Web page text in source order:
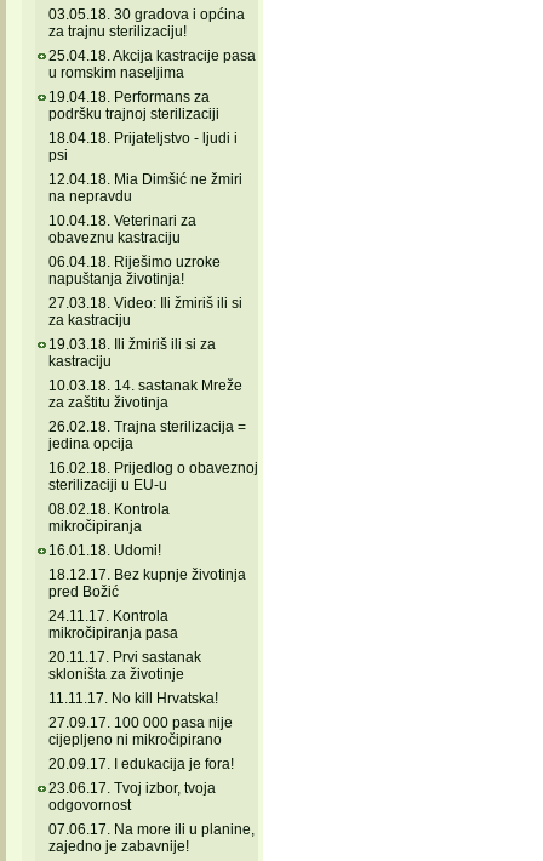
03.05.18. 30 gradova i općina
za trajnu sterilizaciju!
25.04.18. Akcija kastracije pasa
u romskim naseljima
19.04.18. Performans za
podršku trajnoj sterilizaciji
18.04.18. Prijateljstvo - ljudi i
psi
12.04.18. Mia Dimšić ne žmiri
na nepravdu
10.04.18. Veterinari za
obaveznu kastraciju
06.04.18. Riješimo uzroke
napuštanja životinja!
27.03.18. Video: Ili žmiriš ili si
za kastraciju
19.03.18. Ili žmiriš ili si za
kastraciju
10.03.18. 14. sastanak Mreže
za zaštitu životinja
26.02.18. Trajna sterilizacija =
jedina opcija
16.02.18. Prijedlog o obaveznoj
sterilizaciji u EU-u
08.02.18. Kontrola
mikročipiranja
16.01.18. Udomi!
18.12.17. Bez kupnje životinja
pred Božić
24.11.17. Kontrola
mikročipiranja pasa
20.11.17. Prvi sastanak
skloništa za životinje
11.11.17. No kill Hrvatska!
27.09.17. 100 000 pasa nije
cijepljeno ni mikročipirano
20.09.17. I edukacija je fora!
23.06.17. Tvoj izbor, tvoja
odgovornost
07.06.17. Na more ili u planine,
zajedno je zabavnije!